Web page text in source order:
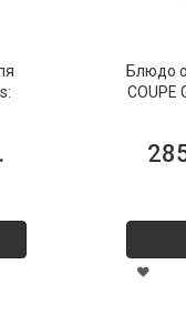
Блюдо
COUPE